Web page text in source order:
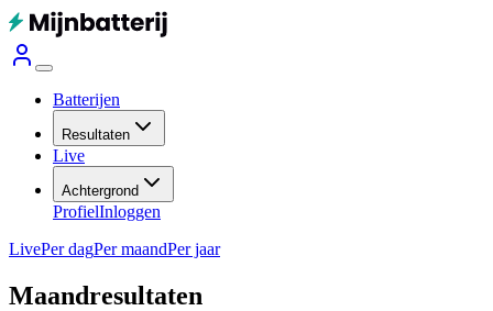
Batterijen
Resultaten
Live
Achtergrond
ProfielInloggen
LivePer dagPer maandPer jaar
Maandresultaten